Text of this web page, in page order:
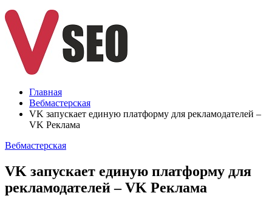
Главная
Вебмастерская
VK запускает единую платформу для рекламодателей –
VK Реклама
Вебмастерская
VK запускает единую платформу для
рекламодателей – VK Реклама